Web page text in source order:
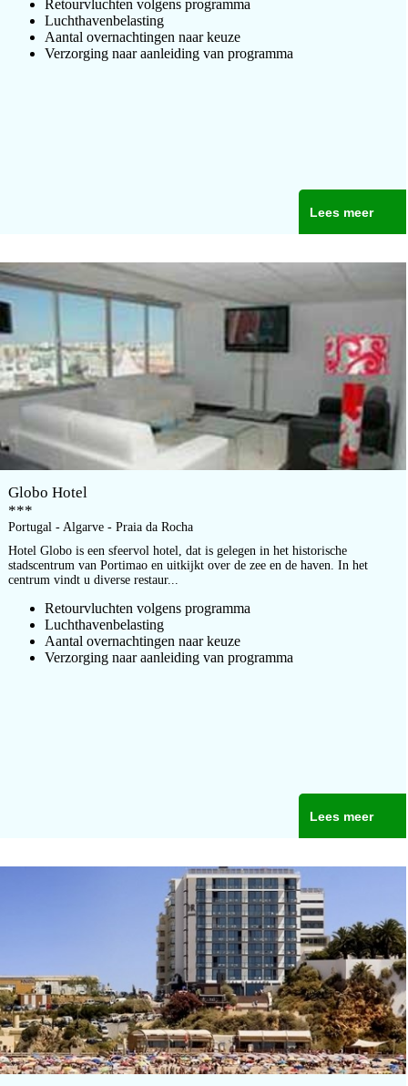
Retourvluchten volgens programma
Luchthavenbelasting
Aantal overnachtingen naar keuze
Verzorging naar aanleiding van programma
Lees meer
Globo Hotel
***
Portugal - Algarve - Praia da Rocha
Hotel Globo is een sfeervol hotel, dat is gelegen in het historische
stadscentrum van Portimao en uitkijkt over de zee en de haven. In het
centrum vindt u diverse restaur...
Retourvluchten volgens programma
Luchthavenbelasting
Aantal overnachtingen naar keuze
Verzorging naar aanleiding van programma
Lees meer